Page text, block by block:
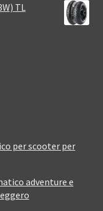
TL
per scooter per
adventure e